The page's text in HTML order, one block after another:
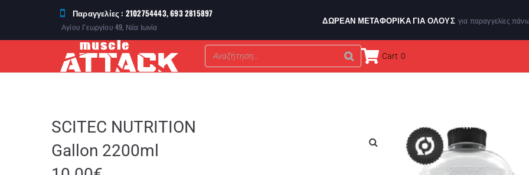
Παραγγελίες : 2102754443, 693 2815897
Αγίου Γεωργίου 49, Νέα Ιωνία
ΔΩΡΕΑΝ ΜΕΤΑΦΟΡΙΚΑ ΓΙΑ ΌΛΟΥΣ για παραγγελίες
Cart 0
SCITEC NUTRITION
Gallon 2200ml